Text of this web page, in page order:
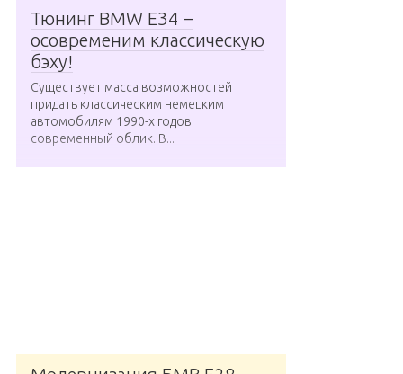
Тюнинг BMW Е34 –
осовременим классическую
бэху!
Существует масса возможностей
придать классическим немецким
автомобилям 1990-х годов
современный облик. В...